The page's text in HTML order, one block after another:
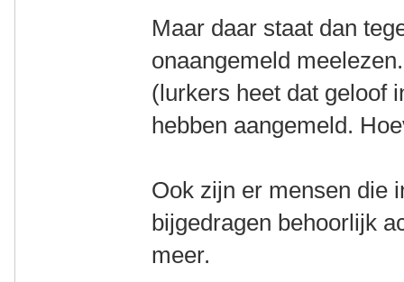
Maar daar staat dan
onaangemeld
(lurkers heet dat geloof
hebben aangemeld.
Ook zijn er mensen die
bijgedragen behoorlijk
meer.